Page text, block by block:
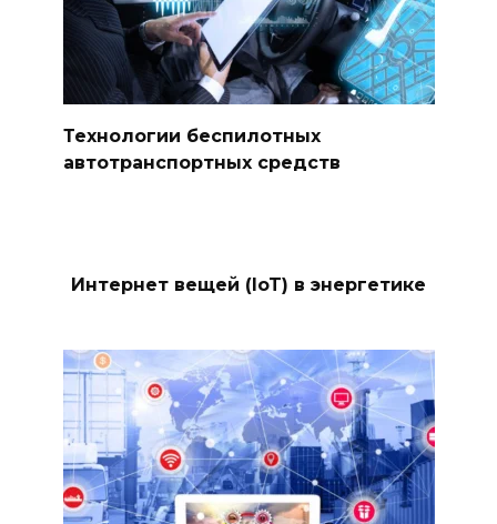
Технологии беспилотных
автотранспортных средств
Интернет вещей (IoT) в энергетике